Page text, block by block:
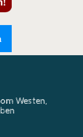
Westen,